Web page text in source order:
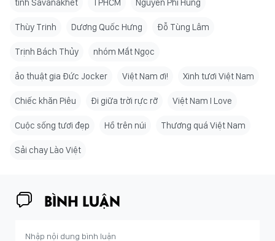
tỉnh Savanakhet TPHCM Nguyễn Phi Hùng
Thùy Trinh Dương Quốc Hưng Đỗ Tùng Lâm
Trịnh Bách Thủy nhóm Mắt Ngọc
ảo thuật gia Đức Jocker Việt Nam ơi! Xinh tươi Việt Nam
Chiếc khăn Piêu Đi giữa trời rực rỡ Việt Nam I Love
Cuộc sống tươi đẹp Hồ trên núi Thương quá Việt Nam
Sải chay Lào Việt
BÌNH LUẬN